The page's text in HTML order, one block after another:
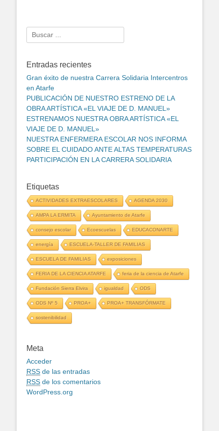
Search
for:
Entradas recientes
Gran éxito de nuestra Carrera Solidaria Intercentros
en Atarfe
PUBLICACIÓN DE NUESTRO ESTRENO DE LA
OBRA ARTÍSTICA «EL VIAJE DE D. MANUEL»
ESTRENAMOS NUESTRA OBRA ARTÍSTICA «EL
VIAJE DE D. MANUEL»
NUESTRA ENFERMERA ESCOLAR NOS INFORMA
SOBRE EL CUIDADO ANTE ALTAS TEMPERATURAS
PARTICIPACIÓN EN LA CARRERA SOLIDARIA
Etiquetas
ACTIVIDADES EXTRAESCOLARES AGENDA 2030
AMPA LA ERMITA Ayuntamiento de Atarfe
consejo escolar Ecoescuelas EDUCACONARTE
energía ESCUELA-TALLER DE FAMILIAS
ESCUELA DE FAMILIAS exposiciones
FERIA DE LA CIENCIA ATARFE feria de la ciencia de Atarfe
Fundación Sierra Elvira igualdad ODS
ODS Nº 5 PROA+ PROA+ TRANSFÓRMATE
sostenibilidad
Meta
Acceder
RSS de las entradas
RSS de los comentarios
WordPress.org